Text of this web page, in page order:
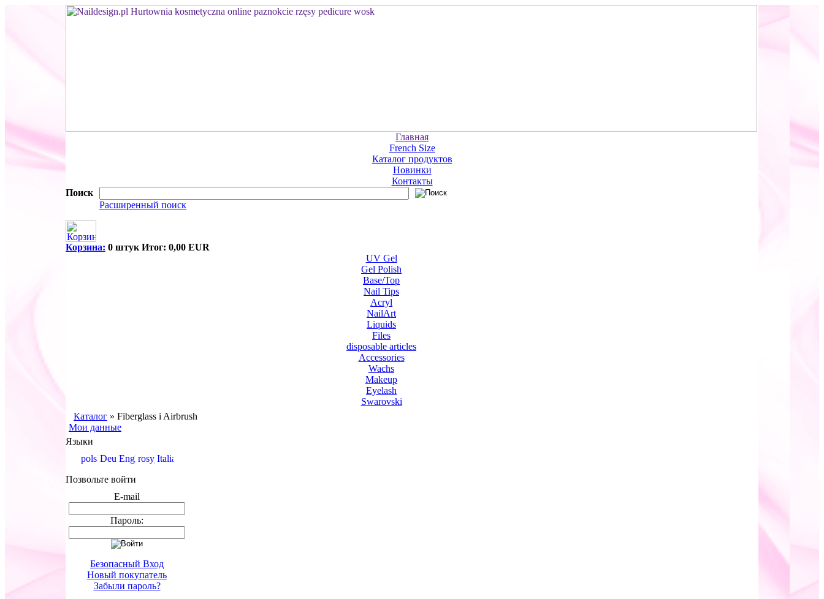
Главная
French Size
Каталог продуктов
Новинки
Контакты
Поиск
Расширенный поиск
Корзина: 0 штук Итог: 0,00 EUR
UV Gel
Gel Polish
Base/Top
Nail Tips
Acryl
NailArt
Liquids
Files
disposable articles
Accessories
Wachs
Makeup
Eyelash
Swarovski
Каталог » Fiberglass i Airbrush
Мои данные
Языки
Позвольте войти
E-mail
Пароль:
Безопасный Вход
Новый покупатель
Забыли пароль?